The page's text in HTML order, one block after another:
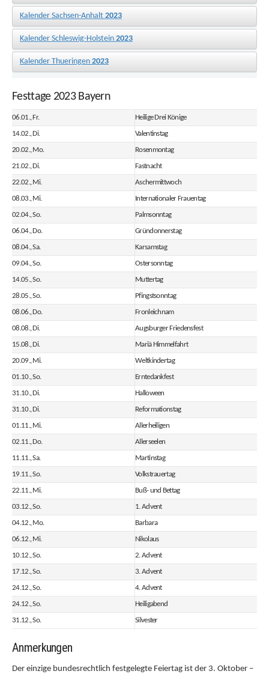
Kalender Sachsen-Anhalt 2023
Kalender Schleswig-Holstein 2023
Kalender Thueringen 2023
Festtage 2023 Bayern
06.01., Fr. Heilige Drei Könige
14.02., Di. Valentinstag
20.02., Mo. Rosenmontag
21.02., Di. Fastnacht
22.02., Mi. Aschermittwoch
08.03., Mi. Internationaler Frauentag
02.04., So. Palmsonntag
06.04., Do. Gründonnerstag
08.04., Sa. Karsamstag
09.04., So. Ostersonntag
14.05., So. Muttertag
28.05., So. Pfingstsonntag
08.06., Do. Fronleichnam
08.08., Di. Augsburger Friedensfest
15.08., Di. Mariä Himmelfahrt
20.09., Mi. Weltkindertag
01.10., So. Erntedankfest
31.10., Di. Halloween
31.10., Di. Reformationstag
01.11., Mi. Allerheiligen
02.11., Do. Allerseelen
11.11., Sa. Martinstag
19.11., So. Volkstrauertag
22.11., Mi. Buß- und Bettag
03.12., So. 1. Advent
04.12., Mo. Barbara
06.12., Mi. Nikolaus
10.12., So. 2. Advent
17.12., So. 3. Advent
24.12., So. 4. Advent
24.12., So. Heiligabend
31.12., So. Silvester
Anmerkungen
Der einzige bundesrechtlich festgelegte Feiertag ist der 3. Oktober –